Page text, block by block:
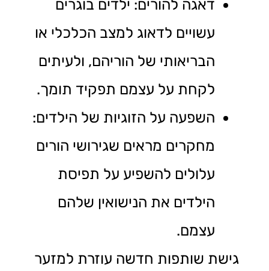
דאגה להורים: ילדים בוגרים
עשויים לדאוג למצב הכלכלי או
הבריאותי של הוריהם, ולעיתים
לקחת על עצמם תפקיד תומך.
השפעה על הזוגיות של הילדים:
מחקרים מראים שגירושי הורים
עלולים להשפיע על תפיסת
הילדים את הנישואין שלהם
עצמם.
גישת שותפות חדשה עוזרת למזער